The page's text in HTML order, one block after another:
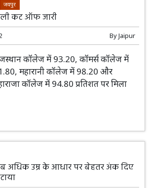
जयपुर
कट ऑफ जारी
ByJaipur
कॉलेज में 93.20, कॉमर्स कॉलेज में
महारानी कॉलेज में 98.20 और
कॉलेज में 94.80 प्रतिशत पर मिला
अधिक उम्र के आधार पर बेहतर अंक दिए